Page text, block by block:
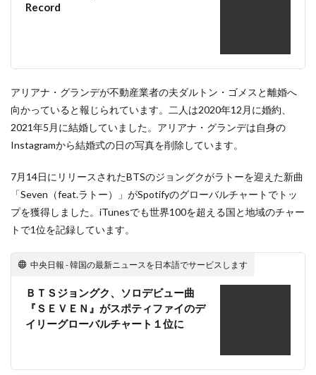
Record
アリアナ・グランデが不動産業者の夫ダルトン・ゴメスと離婚へ
向かっていると報じられています。二人は2020年12月に婚約、
2021年5月に結婚していました。アリアナ・グランデは自身の
Instagramから結婚式の日の写真を削除しています。
7月14日にリリースされたBTSのジョングクがラトーを迎えた新曲
「Seven（feat.ラトー）」がSpotifyのグローバルチャートでトッ
プを獲得しました。iTunesでも世界100を超える国と地域のチャー
トで1位を記録しています。
中央日報 - 韓国の最新ニュースを日本語でサービスします
ＢＴＳジョングク、ソロデビュー曲
『ＳＥＶＥＮ』がスポティファイのデ
イリーグローバルチャート１位に